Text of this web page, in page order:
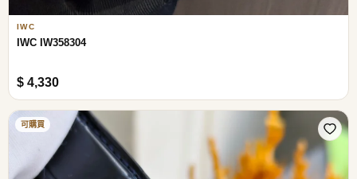
IWC
IWC IW358304
$ 4,330
可購買